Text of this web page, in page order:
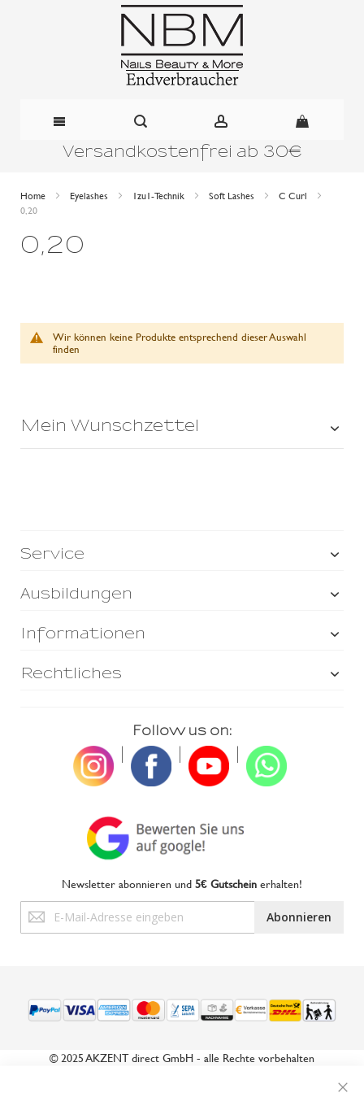
Inhalt
Versandkostenfrei ab 30€
Home Eyelashes 1zu1-Technik Soft Lashes
C Curl
0,20
0,20
Wir können keine Produkte entsprechend dieser Auswahl
finden
Mein Wunschzettel
Service
Ausbildungen
Informationen
Rechtliches
Follow us on:
Newsletter abonnieren und5€ Gutscheinerhalten!
Anmeldung
zum
Abonnieren
© 2025 AKZENT direct GmbH - alle Rechte vorbehalten